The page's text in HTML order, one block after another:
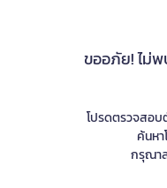
ขออภัย! ไม่
โปรดตรวจสอบ
ค้นหา
กรุณา